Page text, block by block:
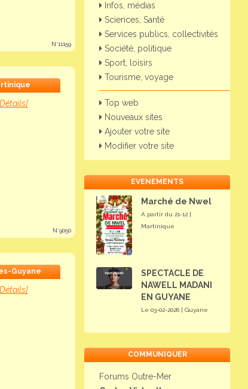
N°11159
N°9050
Guyane
Infos, médias
Sciences, Santé
Services publics, collectivités
Société, politique
Sport, loisirs
Tourisme, voyage
Top web
Nouveaux sites
Ajouter votre site
Modifier votre site
EVENEMENTS
Marché de Nwel
A partir du 21-12 |
Martinique
SPECTACLE DE
NAWELL MADANI
EN GUYANE
Le 03-02-2026 | Guyane
COMMUNIQUER
Forums Outre-Mer